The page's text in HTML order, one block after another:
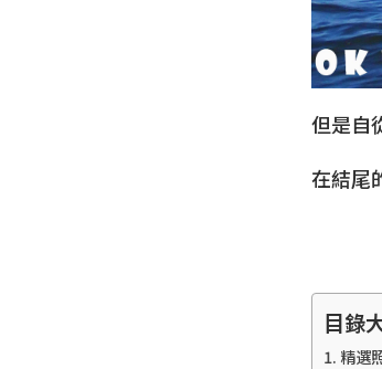
但是自
在結尾
目錄
精選